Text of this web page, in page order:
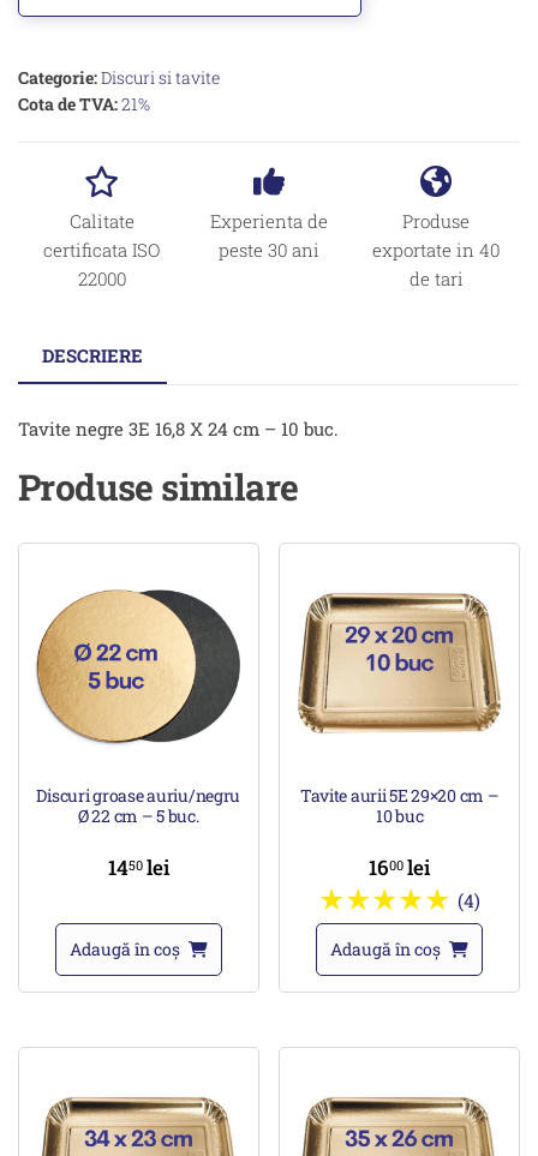
Categorie:Discuri si tavite
Cota de TVA:21%
Calitate
certificata ISO
22000
Experienta de
peste 30 ani
Produse
exportate in 40
de tari
DESCRIERE
Tavite negre 3E 16,8 X 24 cm – 10 buc.
Produse similare
Discuri groase auriu/negru
Ø 22 cm – 5 buc.
1450 lei
Adaugă în coș
Tavite aurii 5E 29×20 cm –
10 buc
1600lei
(4)
Adaugă în coș